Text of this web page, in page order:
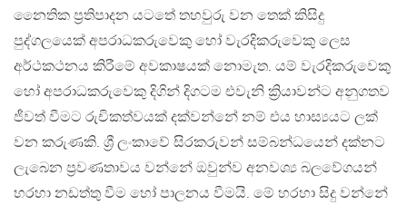
නෛතික ප්‍රතිපාදන යටතේ තහවුරු වන තෙක් කිසිදු
පුද්ගලයෙක් අපරාධකරුවෙකු හෝ වැරදිකරුවෙකු ලෙස
අර්ථකථනය කිරීමේ අවකාෂයක් නොමැත. යම් වැරදිකරුවෙකු
හෝ අපරාධකරුවෙකු දිගින් දිගටම එවැනි ක්‍රියාවන්ට අනුගතව
ජීවත් වීමට රුචිකත්වයක් දක්වන්නේ නම් එය හාස්‍යයට ලක්
වන කරුණකි. ශ්‍රී ලංකාවේ සිරකරුවන් සම්බන්ධයෙන් දක්නට
ලැබෙන ප්‍රවණතාවය වන්නේ ඔවුන්ව අනවශ්‍ය බලවේගයන්
හරහා නඩත්තු වීම හෝ පාලනය වීමයි. මේ හරහා සිදු වන්නේ